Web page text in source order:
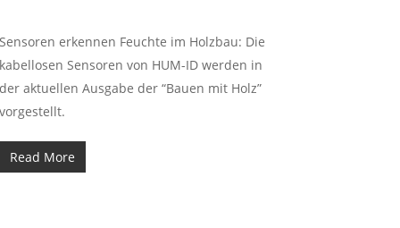
Sensoren erkennen Feuchte im Holzbau: Die
kabellosen Sensoren von HUM-ID werden in
der aktuellen Ausgabe der “Bauen mit Holz”
vorgestellt.
Read More